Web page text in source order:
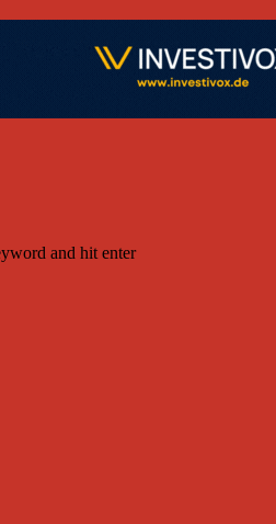
Subscribe to RSS
and hit enter